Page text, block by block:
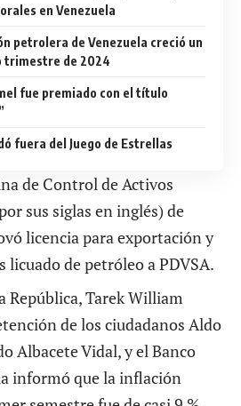
en Venezuela
petrolera de Venezuela creció un
trimestre de 2024
fue premiado con el título
fuera del Juego de Estrellas
de Control de Activos
sus siglas en inglés) de
licencia para exportación y
licuado de petróleo a PDVSA.
República, Tarek William
de los ciudadanos Aldo
Albacete Vidal, y el Banco
informó que la inflación